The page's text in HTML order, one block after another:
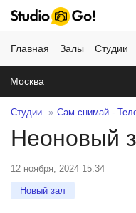
Главная Залы Студии
Москва
Студии Сам снимай -
Неоновый
12 ноября, 2024 15:34
Новый зал